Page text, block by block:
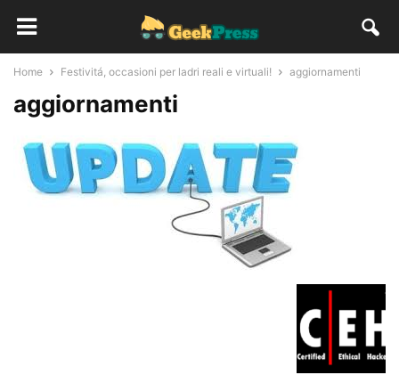
Home Festivitá, occasioni per ladri reali e virtuali! aggiornamenti
aggiornamenti